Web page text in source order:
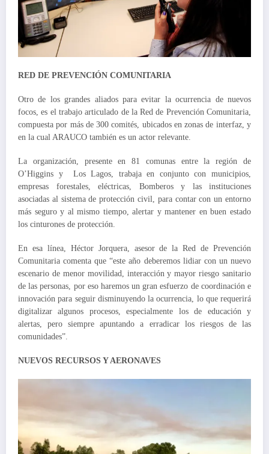
RED DE PREVENCIÓN COMUNITARIA
Otro de los grandes aliados para evitar la ocurrencia de nuevos
focos, es el trabajo articulado de la Red de Prevención Comunitaria,
compuesta por más de 300 comités, ubicados en zonas de interfaz, y
en la cual ARAUCO también es un actor relevante.
La organización, presente en 81 comunas entre la región de
O’Higgins y Los Lagos, trabaja en conjunto con municipios,
empresas forestales, eléctricas, Bomberos y las instituciones
asociadas al sistema de protección civil, para contar con un entorno
más seguro y al mismo tiempo, alertar y mantener en buen estado
los cinturones de protección.
En esa línea, Héctor Jorquera, asesor de la Red de Prevención
Comunitaria comenta que “este año deberemos lidiar con un nuevo
escenario de menor movilidad, interacción y mayor riesgo sanitario
de las personas, por eso haremos un gran esfuerzo de coordinación e
innovación para seguir disminuyendo la ocurrencia, lo que requerirá
digitalizar algunos procesos, especialmente los de educación y
alertas, pero siempre apuntando a erradicar los riesgos de las
comunidades”.
NUEVOS RECURSOS Y AERONAVES